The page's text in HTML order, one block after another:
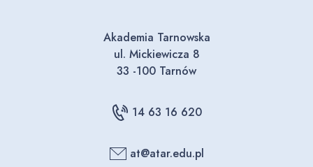
Akademia Tarnowska
ul. Mickiewicza 8
33 -100 Tarnów
14 63 16 620
at@atar.edu.pl